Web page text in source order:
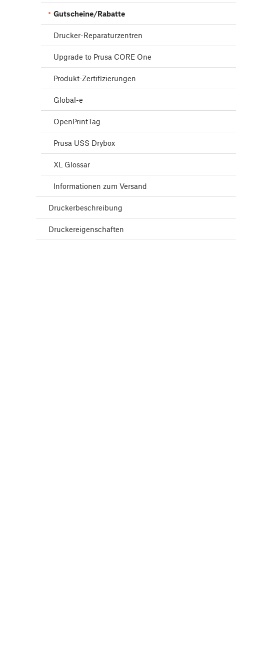
Gutscheine/Rabatte
Drucker-Reparaturzentren
Upgrade to Prusa CORE One
Produkt-Zertifizierungen
Global-e
OpenPrintTag
Prusa USS Drybox
XL Glossar
Informationen zum Versand
Druckerbeschreibung
Druckereigenschaften